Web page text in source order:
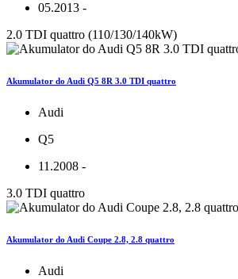
05.2013 -
2.0 TDI quattro (110/130/140kW)
Akumulator do Audi Q5 8R 3.0 TDI quattro
Audi
Q5
11.2008 -
3.0 TDI quattro
Akumulator do Audi Coupe 2.8, 2.8 quattro
Audi